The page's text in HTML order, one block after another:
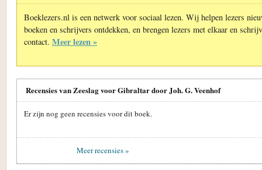
Boeklezers.nl is een netwerk voor sociaal lezen. Wij helpen lezers
boeken en schrijvers ontdekken, en brengen lezers met elkaar en
contact. Meer lezen »
Recensies van Zeeslag voor Gibraltar door Joh. G. Veenhof
Er zijn nog geen recensies voor dit boek.
Meer recensies »